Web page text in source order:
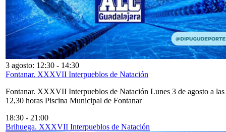
3 agosto: 12:30 - 14:30
Fontanar. XXXVII Interpueblos de Natación
Fontanar. XXXVII Interpueblos de Natación Lunes 3 de agosto a las
12,30 horas Piscina Municipal de Fontanar
18:30 - 21:00
Brihuega. XXXVII Interpueblos de Natación